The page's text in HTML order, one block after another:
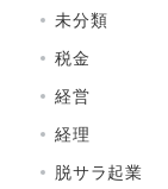
未分類
税金
経営
経理
脱サラ起業